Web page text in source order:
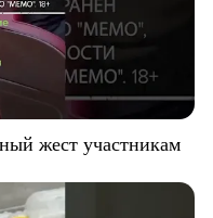
жест участникам